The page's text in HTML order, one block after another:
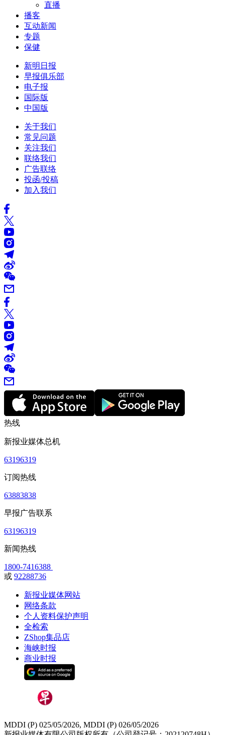
直播
播客
互动新闻
专题
保健
新明日报
早报俱乐部
电子报
国际版
中国版
关于我们
常见问题
关注我们
联络我们
广告联络
投函/投稿
加入我们
热线
新报业媒体总机
63196319
订阅热线
63883838
早报广告联系
63196319
新闻热线
1800-7416388
或 92288736
新报业媒体网站
网络条款
个人资料保护声明
全检索
ZShop集品店
海峡时报
商业时报
MDDI (P) 025/05/2026, MDDI (P) 026/05/2026